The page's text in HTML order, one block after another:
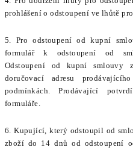
prohlášení o odstoupení ve lhůtě
5. Pro odstoupení od kupní
formulář k odstoupení od
Odstoupení od kupní smlouvy
doručovací adresu
podmínkách. Prodávající
formuláře.
6. Kupující, který odstoupil od
zboží do 14 dnů od odstoupení